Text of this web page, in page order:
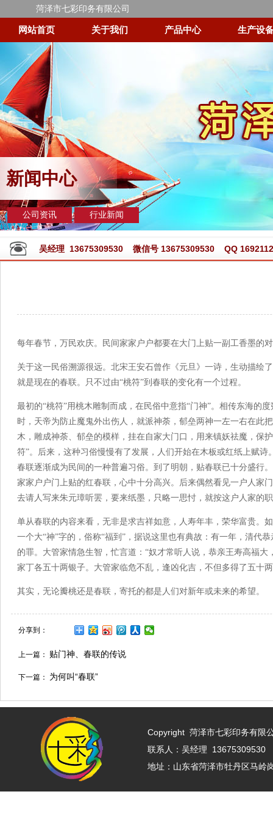
菏泽市七彩印务有限公司
网站首页 关于我们 产品中心 生产设
新闻中心
公司资讯 行业新闻
吴经理 13675309530 微信号 13675309530 QQ
每年春节，万民欢庆。民间家家户户都要在大门上贴一副工香墨的
关于这一民俗溯源很远。北宋王安石曾作《元旦》一诗，生动描绘
就是现在的春联。只不过由“桃符”到春联的变化有一个过程。
最初的“桃符”用桃木雕制而成，在民俗中意指“门神”。相传东海的
时，天帝为防止魔鬼外出伤人，就派神荼，郁垒两神一左一右在此
木，雕成神荼、郁垒的模样，挂在自家大门口，用来镇妖祛魔，保
符”。后来，这种习俗慢慢有了发展，人们开始在木板或红纸上赋
春联逐渐成为民间的一种普遍习俗。到了明朝，贴春联已十分盛行
家家户户门上贴的红春联，心中十分高兴。后来偶然看见一户人家
去请人写来朱元璋听罢，要来纸墨，只略一思忖，就按这户人家的
单从春联的内容来看，无非是求吉祥如意，人寿年丰，荣华富贵。
一个大“神”字的，俗称“福到”，据说这里也有典故：有一年，清代
的罪。大管家情急生智，忙言道：“奴才常听人说，恭亲王寿高福
家丁各五十两银子。大管家临危不乱，逢凶化吉，不但多得了五十
其实，无论瓣桃还是春联，寄托的都是人们对新年或未来的希望。
分享到：
上一篇： 贴门神、春联的传说
下一篇： 为何叫“春联”
Copyright 菏泽市七彩印务有限
联系人：吴经理
地址：山东省菏泽市牡丹区马